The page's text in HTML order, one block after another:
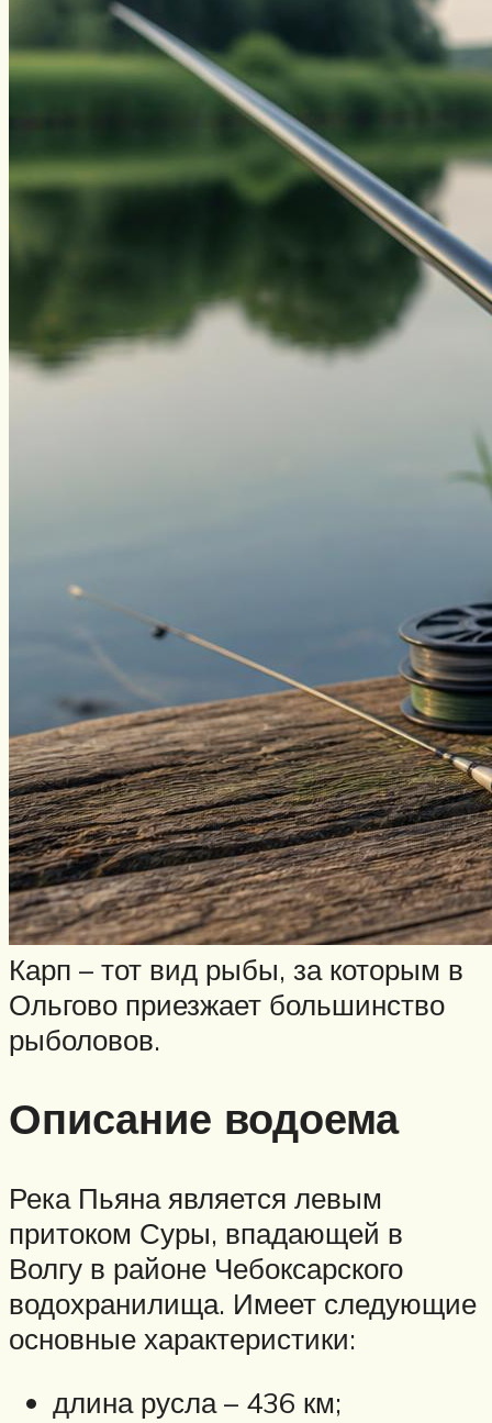
Карп – тот вид рыбы, за которым в
Ольгово приезжает большинство
рыболовов.
Описание водоема
Река Пьяна является левым
притоком Суры, впадающей в
Волгу в районе Чебоксарского
водохранилища. Имеет следующие
основные характеристики:
длина русла – 436 км;